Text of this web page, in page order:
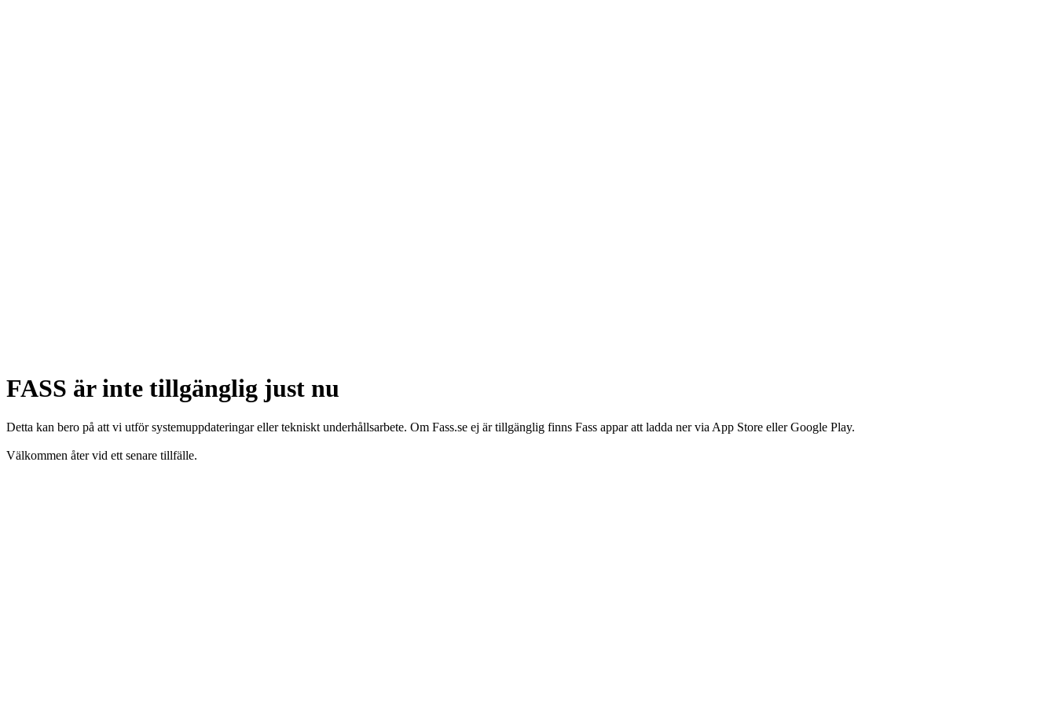
FASS är inte tillgänglig just nu
Detta kan bero på att vi utför systemuppdateringar eller tekniskt underhållsarbete. Om Fass.se ej är tillgänglig finns Fass appar att ladda ner via App Store eller Google Play.
Välkommen åter vid ett senare tillfälle.